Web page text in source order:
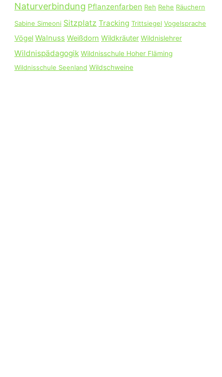
Naturverbindung Pflanzenfarben Reh Rehe Räuchern
Sabine Simeoni Sitzplatz Tracking Trittsiegel Vogelsprache
Vögel Walnuss Weißdorn Wildkräuter Wildnislehrer
Wildnispädagogik Wildnisschule Hoher Fläming
Wildnisschule Seenland Wildschweine